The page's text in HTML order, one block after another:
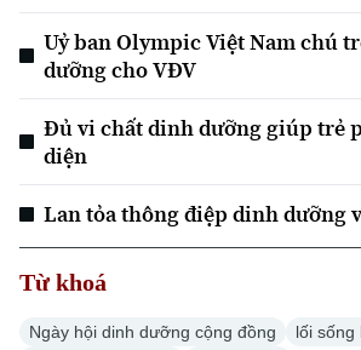
Chuyên mục
Uỷ ban Olympic Việt Nam chú
dưỡng cho VĐV
Đủ vi chất dinh dưỡng giúp trẻ
diện
Lan tỏa thông điệp dinh dưỡng
Từ khoá
Ngày hội dinh dưỡng cộng đồng
lối sống